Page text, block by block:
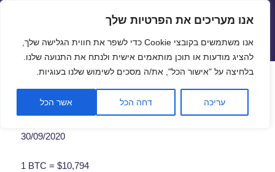
פתח
אנו מעריכים את הפרטיות שלך
אנו משתמשים בקובצי Cookie כדי לשפר את חווית הגלישה שלך,
להציג מודעות או תוכן מותאמים אישית ולנתח את התנועה שלנו.
בלחיצה על "אישור הכל", את/ה מסכים לשימוש שלנו בעוגיות.
עריכה דחה הכל אשר הכל
שערי חליפין יציגים – שער יציג
תפריטים
ווידג'טים
שער ביטקוין לתאריך 30/09/2020
30/09/2020
1 BTC = $10,794